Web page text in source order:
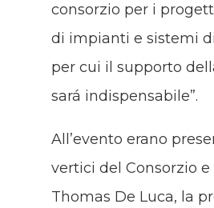
consorzio per i
di impianti e sistemi
per cui il supporto
sará indispensabile”.
All’evento erano
vertici del Consorzio e
Thomas De Luca, la